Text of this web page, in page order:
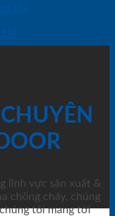
lĩnh vực sản xuất &
chống cháy, chúng
tôi mang tới